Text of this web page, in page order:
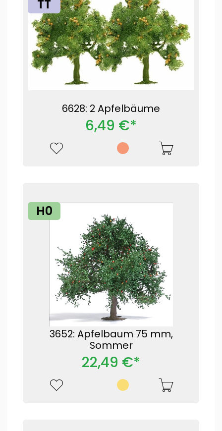
TT
6628: 2 Apfelbäume
6,49 €*
H0
3652: Apfelbaum 75 mm,
Sommer
22,49 €*